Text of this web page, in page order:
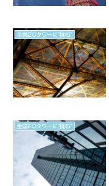
全国20タワーに”挑む”
全国20タワーに”挑む”